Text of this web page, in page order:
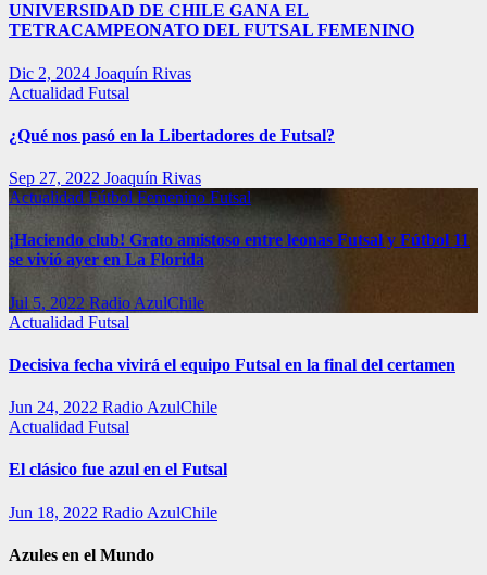
UNIVERSIDAD DE CHILE GANA EL
TETRACAMPEONATO DEL FUTSAL FEMENINO
Dic 2, 2024 Joaquín Rivas
Actualidad Futsal
¿Qué nos pasó en la Libertadores de Futsal?
Sep 27, 2022 Joaquín Rivas
ActualidadFútbol FemeninoFutsal
¡Haciendo club! Grato amistoso entre leonas Futsal y Fútbol 11
se vivió ayer en La Florida
Jul 5, 2022 Radio AzulChile
Actualidad Futsal
Decisiva fecha vivirá el equipo Futsal en la final del certamen
Jun 24, 2022 Radio AzulChile
Actualidad Futsal
El clásico fue azul en el Futsal
Jun 18, 2022 Radio AzulChile
Azules en el Mundo